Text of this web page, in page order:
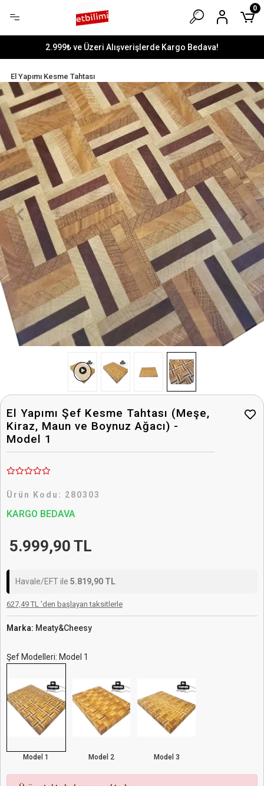
2.999₺ ve Üzeri Alışverişlerde Kargo Bedava!
0
El Yapımı Kesme Tahtası
El Yapımı Şef Kesme Tahtası (Meşe,
Kiraz, Maun ve Boynuz Ağacı) -
Model 1
Ürün Kodu: 280303
KARGO BEDAVA
5.999,90 TL
Havale/EFT ile 5.819,90 TL
627,49 TL 'den başlayan taksitlerle
Marka: Meaty&Cheesy
Şef Modelleri: Model 1
Model 1 Model 2 Model 3